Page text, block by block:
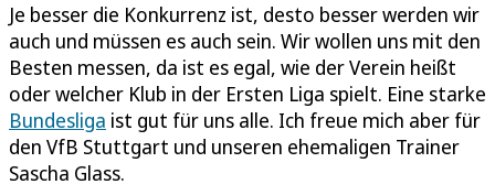
Je besser die Konkurrenz ist, desto besser werden wir
auch und müssen es auch sein. Wir wollen uns mit den
Besten messen, da ist es egal, wie der Verein heißt
oder welcher Klub in der Ersten Liga spielt. Eine starke
Bundesliga ist gut für uns alle. Ich freue mich aber für
den VfB Stuttgart und unseren ehemaligen Trainer
Sascha Glass.